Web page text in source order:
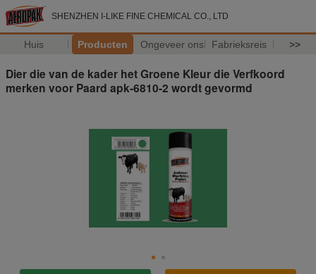
SHENZHEN I-LIKE FINE CHEMICAL CO., LTD
Huis Producten Ongeveer ons Fabrieksreis >>
Dier die van de kader het Groene Kleur die Verfkoord
merken voor Paard apk-6810-2 wordt gevormd